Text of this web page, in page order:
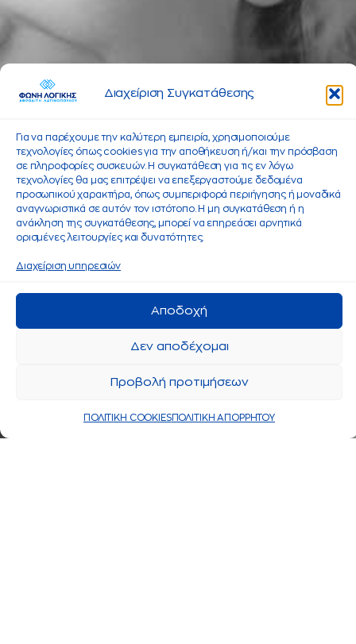
Διαχείριση Συγκατάθεσης
Για να παρέχουμε την καλύτερη εμπειρία, χρησιμοποιούμε
τεχνολογίες όπως cookies για την αποθήκευση ή/και την πρόσβαση
σε πληροφορίες συσκευών. Η συγκατάθεση για τις εν λόγω
τεχνολογίες θα μας επιτρέψει να επεξεργαστούμε δεδομένα
προσωπικού χαρακτήρα, όπως συμπεριφορά περιήγησης ή μοναδικά
αναγνωριστικά σε αυτόν τον ιστότοπο. Η μη συγκατάθεση ή η
ανάκληση της συγκατάθεσης, μπορεί να επηρεάσει αρνητικά
ορισμένες λειτουργίες και δυνατότητες.
Διαχείριση υπηρεσιών
Αποδοχή
Δεν αποδέχομαι
Προβολή προτιμήσεων
ΠΟΛΙΤΙΚΗ COOKIESΠΟΛΙΤΙΚΗ ΑΠΟΡΡΗΤΟΥ